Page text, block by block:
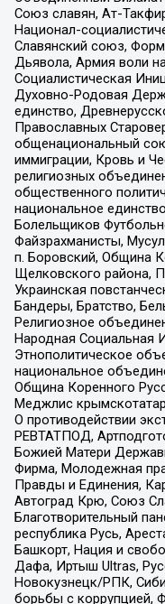
Союз славян, Ат-
Национал-
Славянский союз,
Дьявола, Армия воли
Социалистическая
Духовно-Родовая
единство,
Православных
общенациональный
иммиграции, Кровь и
религиозных
общественного
национальное
Болельщиков
Файзрахманисты,
п. Боровский, Община
Щелковского района,
Украинская
Бандеры, Братство,
Религиозное
Народная Социальная
Этнополитическое
национальное
Община Коренного
Меджлис
О противодействии
РЕВТАТПОД,
Божией Матери
Фирма, Молодежная
Правды и Единения,
Автоград Крю, Союз
Благотворительный
республика Русь,
Башкорт, Нация и
Дафа, Иртыш Ultras,
Новокузнецк/РПК,
борьбы с коррупцией,